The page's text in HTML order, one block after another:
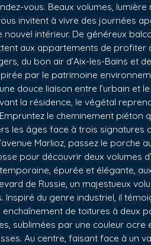
vous. Beaux volumes,
invitent à vivre des journées
intérieur. De généreux
aux appartements de profiter
du bon air d’Aix-les-Bains et
par le patrimoine
douce liaison entre l’urbain et
la résidence, le végétal
le cheminement piéton
les âges face à trois signatures
Marlioz, passez le porche
pour découvrir deux volumes
épurée et élégante,
de Russie, un majestueux
Inspiré du genre industriel, il
enchaînement de toitures à deux
sublimées par une couleur ocre
Au centre, faisant face à un